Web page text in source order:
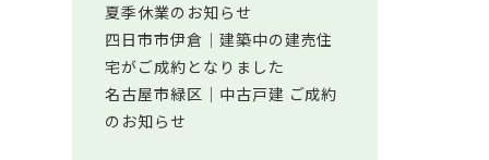
夏季休業のお知らせ
四日市市伊倉│建築中の建売住
宅がご成約となりました
名古屋市緑区│中古戸建 ご成約
のお知らせ